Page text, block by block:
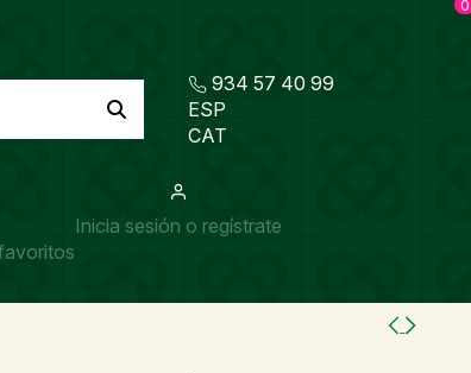
934 57 40 99
ESP
CAT
Inicia sesión o regístrate
0